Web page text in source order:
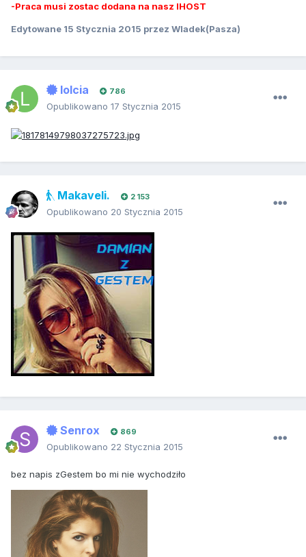
-Praca musi zostac dodana na nasz IHOST
Edytowane 15 Stycznia 2015 przez Wladek(Pasza)
lolcia 786
Opublikowano 17 Stycznia 2015
Makaveli. 2 153
Opublikowano 20 Stycznia 2015
Senrox 869
Opublikowano 22 Stycznia 2015
bez napis zGestem bo mi nie wychodziło